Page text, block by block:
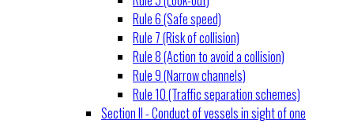
Rule 6 (Safe speed)
Rule 7 (Risk of collision)
Rule 8 (Action to avoid a collision)
Rule 9 (Narrow channels)
Rule 10 (Traffic separation schemes)
Section II - Conduct of vessels in sight of one